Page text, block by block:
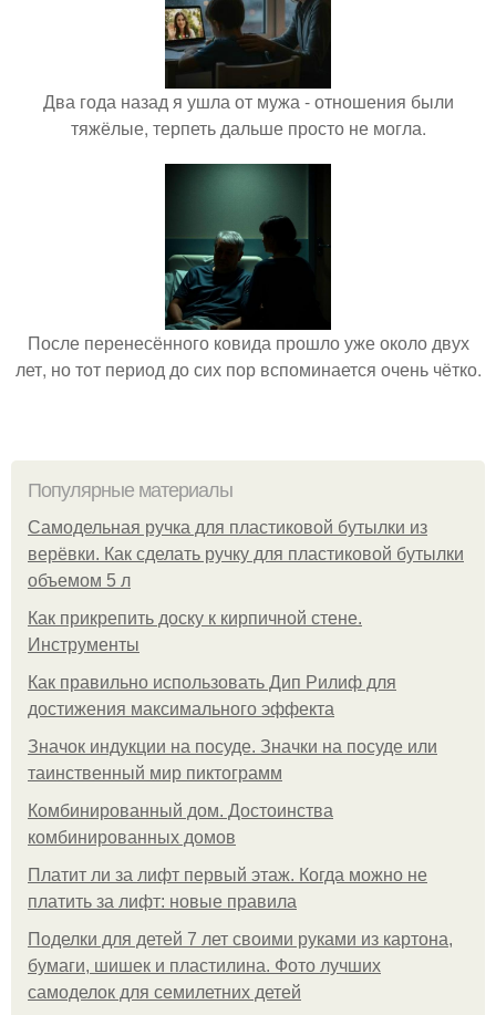
Два года назад я ушла от мужа - отношения были
тяжёлые, терпеть дальше просто не могла.
После перенесённого ковида прошло уже около двух
лет, но тот период до сих пор вспоминается очень чётко.
Популярные материалы
Самодельная ручка для пластиковой бутылки из
верёвки. Как сделать ручку для пластиковой бутылки
объемом 5 л
Как прикрепить доску к кирпичной стене.
Инструменты
Как правильно использовать Дип Рилиф для
достижения максимального эффекта
Значок индукции на посуде. Значки на посуде или
таинственный мир пиктограмм
Комбинированный дом. Достоинства
комбинированных домов
Платит ли за лифт первый этаж. Когда можно не
платить за лифт: новые правила
Поделки для детей 7 лет своими руками из картона,
бумаги, шишек и пластилина. Фото лучших
самоделок для семилетних детей